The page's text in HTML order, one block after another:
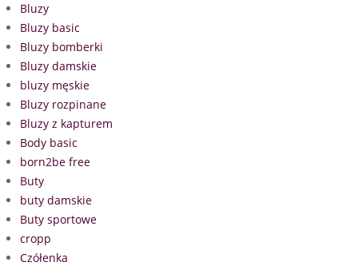
Bluzy
Bluzy basic
Bluzy bomberki
Bluzy damskie
bluzy męskie
Bluzy rozpinane
Bluzy z kapturem
Body basic
born2be free
Buty
buty damskie
Buty sportowe
cropp
Czółenka